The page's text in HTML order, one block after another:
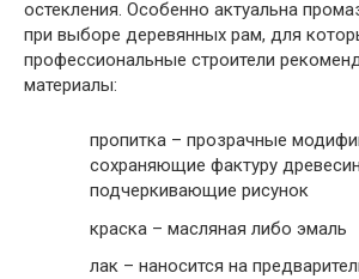
остекления. Особенно актуальна
при выборе деревянных рам, для
профессиональные строители
материалы:
пропитка – прозрачные
сохраняющие фактуру
подчеркивающие рисунок
краска – масляная либо эмаль
лак – наносится на